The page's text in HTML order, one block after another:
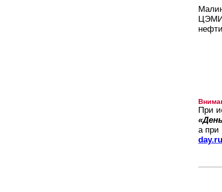
ЦЭМИ
При
а при
day.ru